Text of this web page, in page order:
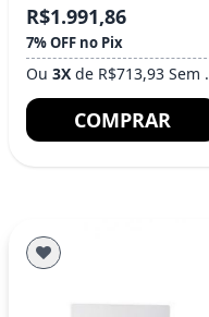
R$1.991,86
7% OFF no Pix
Ou 3X de R$713,93 Sem Juros
COMPRAR